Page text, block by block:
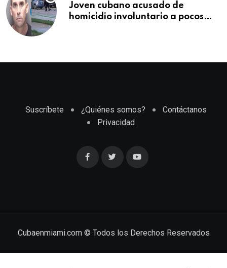
Joven cubano acusado de
homicidio involuntario a pocos
Suscríbete ¿Quiénes somos?
Contáctanos
Privacidad
Cubaenmiami.com © Todos los Derechos Reservados